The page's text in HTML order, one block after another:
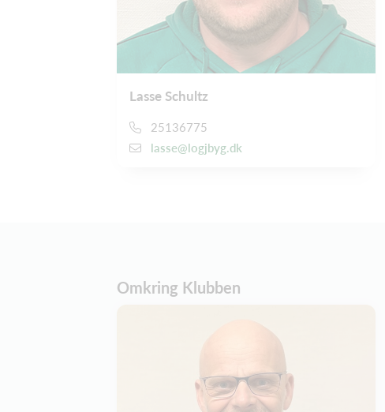
Lasse Schultz
25136775
lasse@logjbyg.dk
Omkring Klubben